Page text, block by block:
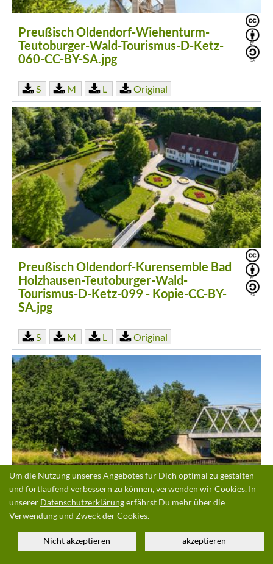
Preußisch Oldendorf-Wiehenturm-
Teutoburger-Wald-Tourismus-D-Ketz-
060-CC-BY-SA.jpg
S M L Original
Preußisch Oldendorf-Kurensemble Bad
Holzhausen-Teutoburger-Wald-
Tourismus-D-Ketz-099 - Kopie-CC-BY-
SA.jpg
S M L Original
Preußisch Oldendorf-Mittellandkanal-
Teutoburger-Wald-Tourismus-D-Ketz-
092-CC-BY-SA.jpg
Um die Nutzung unseres Angebotes für Dich optimal zu gestalten
und fortlaufend verbessern zu können, verwenden wir Cookies. In
unserer Datenschutzerklärungerfährst Du mehr über die
Verwendung und Zweck der Cookies.
Nicht akzeptieren akzeptieren